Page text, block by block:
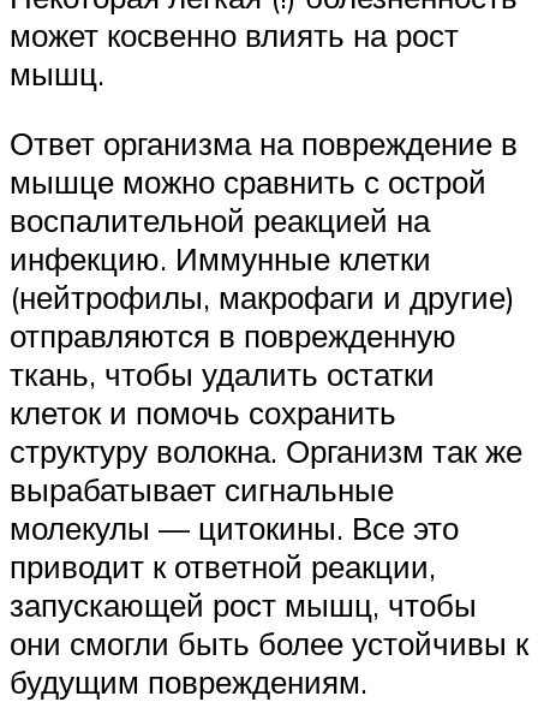
может косвенно влиять на рост
мышц.
Ответ организма на повреждение в
мышце можно сравнить с острой
воспалительной реакцией на
инфекцию. Иммунные клетки
(нейтрофилы, макрофаги и другие)
отправляются в поврежденную
ткань, чтобы удалить остатки
клеток и помочь сохранить
структуру волокна. Организм так же
вырабатывает сигнальные
молекулы — цитокины. Все это
приводит к ответной реакции,
запускающей рост мышц, чтобы
они смогли быть более устойчивы к
будущим повреждениям.